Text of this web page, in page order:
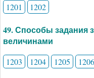
1201
1202
49. Способы задания
величинами
1203 1204 1205 1206